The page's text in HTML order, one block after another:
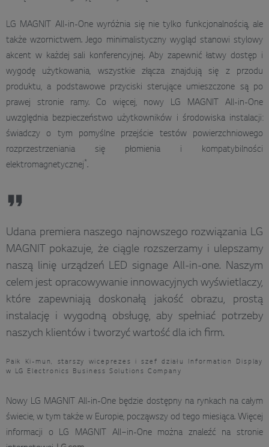
LG MAGNIT All-in-One wyróżnia się nie tylko funkcjonalnością, ale
także wzornictwem. Jego minimalistyczny wygląd stanowi stylowy
akcent w każdej sali konferencyjnej. Aby zapewnić łatwy dostęp i
wygodę użytkowania, wszystkie złącza znajdują się z przodu
produktu, a podstawowe przyciski sterujące umieszczone są po
prawej stronie ramy. Co więcej, nowy LG MAGNIT All-in-One
uwzględnia bezpieczeństwo użytkowników i środowiska instalacji:
świadczy o tym pomyślne przejście testów powierzchniowego
rozprzestrzeniania się płomienia i kompatybilności
elektromagnetycznej*.
Udana premiera naszego najnowszego rozwiązania LG
MAGNIT pokazuje, że ciągle rozszerzamy i ulepszamy
naszą linię urządzeń LED signage All-in-one. Naszym
celem jest opracowywanie innowacyjnych wyświetlaczy,
które zapewniają doskonałą jakość obrazu, prostą
instalację i wygodną obsługę, aby spełniać potrzeby
naszych klientów i tworzyć wartość dla ich firm.
Paik Ki-mun, starszy wiceprezes i szef działu Information Display
w LG Electronics Business Solutions Company
Nowy LG MAGNIT All-in-One będzie dostępny na rynkach na całym
świecie, w tym także w Europie, począwszy od tego miesiąca. Więcej
informacji o LG MAGNIT All‑in-One można znaleźć na stronie